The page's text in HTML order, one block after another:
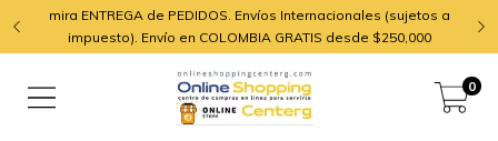
mira ENTREGA de PEDIDOS. Envíos Internacionales (sujetos a
impuesto). Envío en COLOMBIA GRATIS desde $250,000
0